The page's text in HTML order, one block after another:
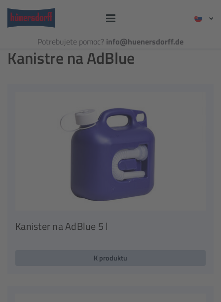
Potrebujete pomoc? info@huenersdorff.de
Kanistre na AdBlue
Kanister na AdBlue 5 l
K produktu